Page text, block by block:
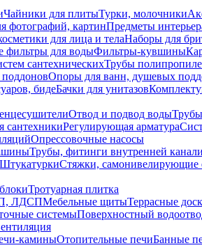
Чайники для плитыТурки, молочники
фотографий, картинПредметы
для лица и телаНаборы для
фильтры для водыФильтры-кувшины
сантехническихТрубы
Опоры для ванн, душевых
бидеБачки для унитазов
Отвод и подвод воды
сантехникиРегулирующая арматура
Опрессовочные насосы
Трубы, фитинги внутренней
ШтукатуркиСтяжки, самонивелирующие
Тротуарная плитка
ЛДСПМебельные щитыТеррасные
системыПоверхностный
каминыОтопительные печиБанные